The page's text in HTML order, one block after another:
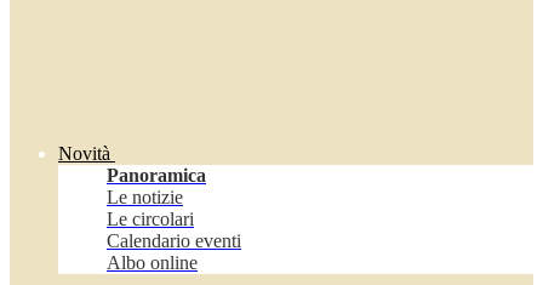
Novità
Panoramica
Le notizie
Le circolari
Calendario eventi
Albo online